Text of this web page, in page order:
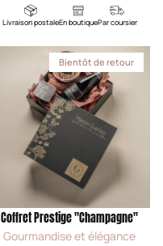
Livraison postaleEn boutiquePar coursier
Bientôt de retour
Coffret Prestige "Champagne"
Gourmandise et élégance